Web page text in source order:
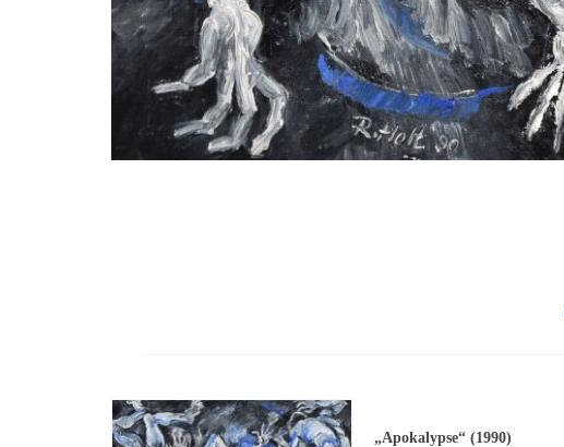
„Apokalypse“ (1990)